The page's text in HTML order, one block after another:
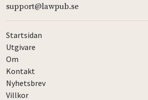
support@lawpub.se
Startsidan
Utgivare
Om
Kontakt
Nyhetsbrev
Villkor